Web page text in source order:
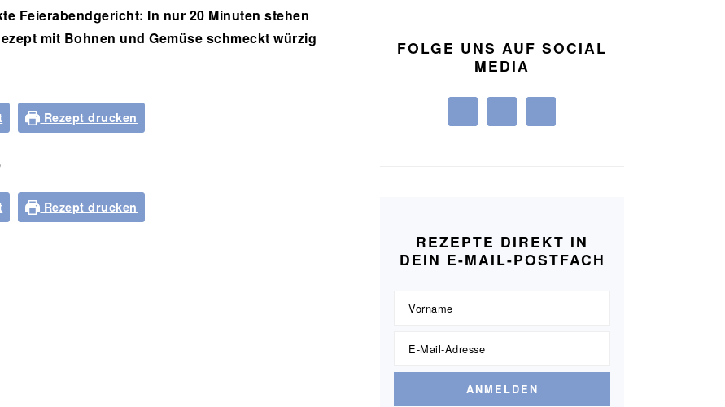
Feierabendgericht: In nur 20 Minuten stehen
mit Bohnen und Gemüse schmeckt würzig
Rezept drucken
Rezept drucken
FOLGE UNS AUF SOCIAL
MEDIA
REZEPTE DIREKT IN
DEIN E-MAIL-POSTFACH